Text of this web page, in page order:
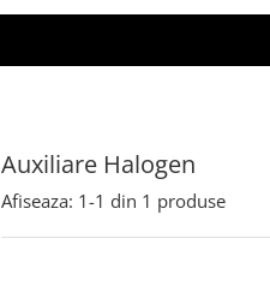
Auxiliare Halogen
Afiseaza: 1-1 din 1 produse